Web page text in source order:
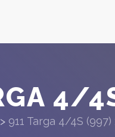
4/
> 911 Targa 4/4S (997)